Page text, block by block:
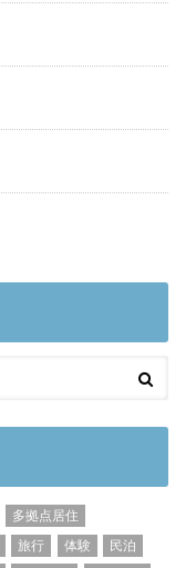
多拠点居住
旅行 体験
民泊